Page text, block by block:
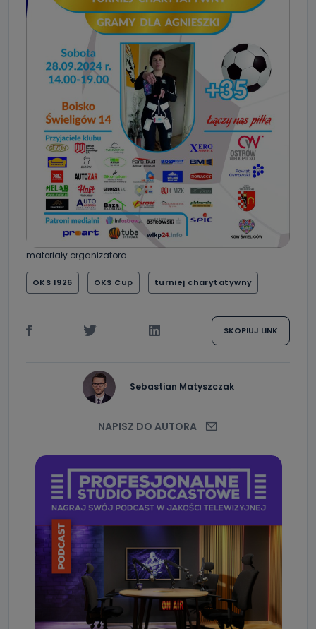
materiały organizatora
OKS 1926 OKS Cup turniej charytatywny
SKOPIUJ LINK
Sebastian Matyszczak
NAPISZ DO AUTORA